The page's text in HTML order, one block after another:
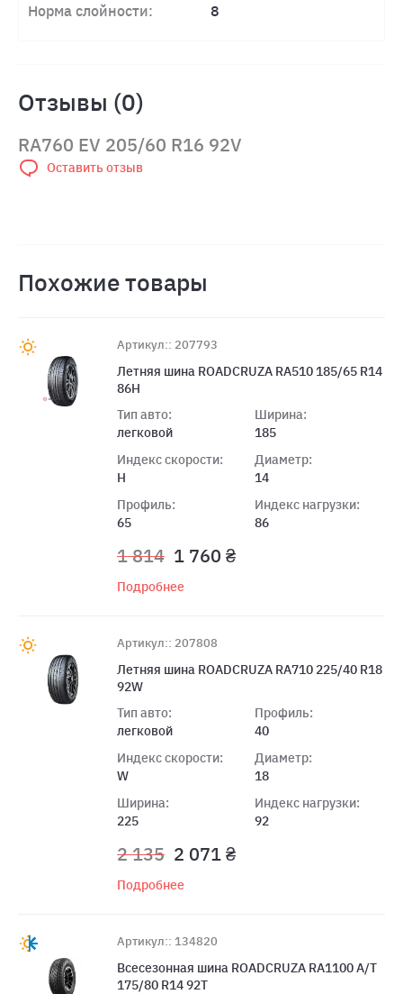
Норма слойности: 8
Отзывы (0)
RA760 EV 205/60 R16 92V
Оставить отзыв
Похожие товары
Артикул:: 207793
Летняя шина ROADCRUZA RA510 185/65 R14
86H
Тип авто:
легковой
Индекс скорости:
H
Профиль:
65
Ширина:
185
Диаметр:
14
Индекс нагрузки:
86
1 814 1 760 ₴
Подробнее
Артикул:: 207808
Летняя шина ROADCRUZA RA710 225/40 R18
92W
Тип авто:
легковой
Индекс скорости:
W
Ширина:
225
Профиль:
40
Диаметр:
18
Индекс нагрузки:
92
2 135 2 071 ₴
Подробнее
Артикул:: 134820
Всесезонная шина ROADCRUZA RA1100 A/T
175/80 R14 92T